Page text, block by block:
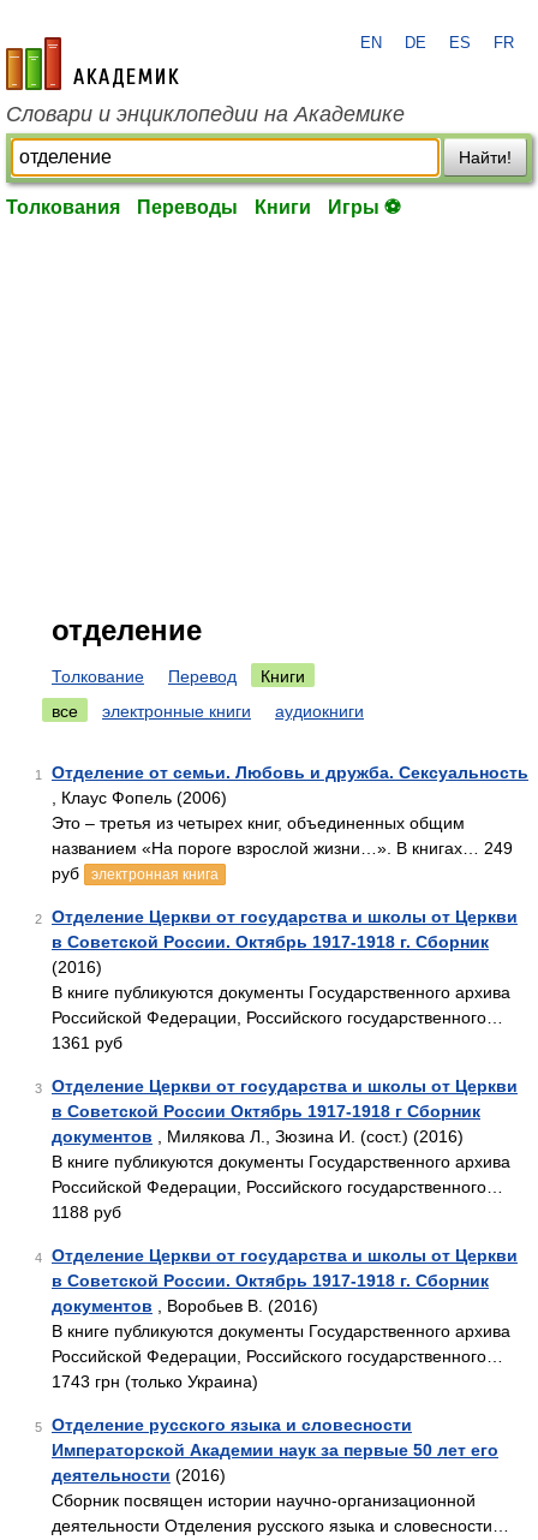
academic.ru
EN DE ES FR
Словари и энциклопедии на Академике
Найти!
Толкования Переводы Книги Игры ⚽
отделение
Толкование Перевод
Книги
все
электронные книги аудиокниги
1
Отделение от семьи. Любовь и дружба. Сексуальность
, Клаус Фопель (2006)
Это – третья из четырех книг, объединенных общим
названием «На пороге взрослой жизни…». В книгах… 249
руб
электронная книга
2
Отделение Церкви от государства и школы от Церкви
в Советской России. Октябрь 1917-1918 г. Сборник
(2016)
В книге публикуются документы Государственного архива
Российской Федерации, Российского государственного…
1361 руб
3
Отделение Церкви от государства и школы от Церкви
в Советской России Октябрь 1917-1918 г Сборник
документов , Милякова Л., Зюзина И. (сост.) (2016)
В книге публикуются документы Государственного архива
Российской Федерации, Российского государственного…
1188 руб
4
Отделение Церкви от государства и школы от Церкви
в Советской России. Октябрь 1917-1918 г. Сборник
документов , Воробьев В. (2016)
В книге публикуются документы Государственного архива
Российской Федерации, Российского государственного…
1743 грн (только Украина)
5
Отделение русского языка и словесности
Императорской Академии наук за первые 50 лет его
деятельности (2016)
Сборник посвящен истории научно-организационной
деятельности Отделения русского языка и словесности…